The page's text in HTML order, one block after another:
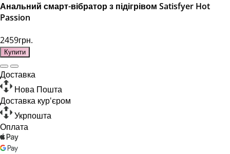
Анальний смарт-вібратор з підігрівом Satisfyer Hot
Passion
2459грн.
Купити
Доставка
Нова Пошта
Доставка кур'єром
Укрпошта
Оплата